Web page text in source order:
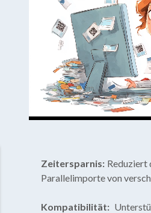
Zeitersparnis: Reduziert
Parallelimporte von
Kompatibilität: